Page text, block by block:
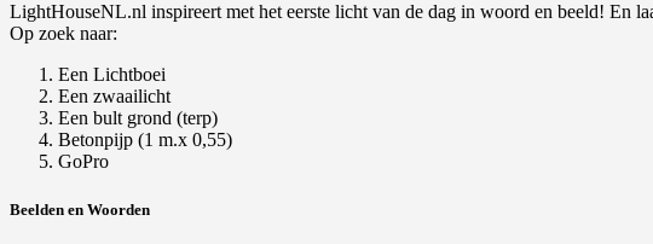
LightHouseNL.nl inspireert met het eerste licht van de dag in woord en beeld! En
Op zoek naar:
Een Lichtboei
Een zwaailicht
Een bult grond (terp)
Betonpijp (1 m.x 0,55)
GoPro
Beelden en Woorden